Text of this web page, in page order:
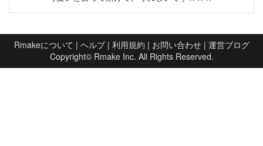
Rmakeについて | ヘルプ| 利用規約 | お問い合わせ| 運営ブログ
Copyright© Rmake Inc. All Rights Reserved.